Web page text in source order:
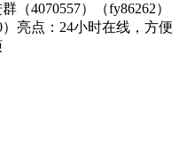
（4070557）（fy86262）
亮点：24小时在线，方便